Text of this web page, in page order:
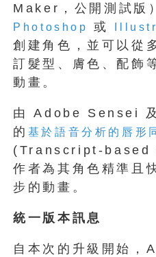
Maker，公開測試版
Photoshop 或
創建角色，並可以從
訂髮型、膚色、配飾
動畫。
由 Adobe Sensei 及
的 基於語音分析的唇形
(Transcript-based
作者為其角色精準且
步的動畫。
統一版本訊息
自本次的升級開始，